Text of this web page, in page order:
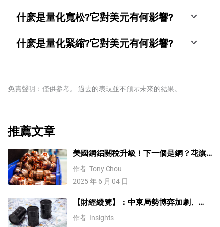
美聯儲(Fed)決定的。美聯儲有兩項任務:實現物價穩定(控
製通脹)和促進充分就業。它實現這兩個目標的主要工具是
目標時，美聯儲將加息，這有助於美元升值。當通貨膨脹
什麽是量化寬松?它對美元有何影響?
政策。量化寬松是美聯儲在陷入困境的金融體系中大幅增
加信貸流動的過程。這是一種非標準的政策措施，用於信
憂)。當僅僅降低利率不太可能達到必要的效果時，這是最
縮的首選武器。它涉及到美聯儲印刷更多的美元，並用這
什麽是量化緊縮?它對美元有何影響?
構購買債券，不再將其持有的到期債券的本金再投資於新
免責聲明：僅供參考。 過去的表現並不預示未來的結果。
推薦文章
美國鋼鋁關稅升級！下一個是銅？花旗
這樣說
作者 Tony Chou
2025 年 6 月 04 日
【財經縱覽】：中東局勢博弈加劇、
WTI原油漲超4%，10年期美債殖利率、
作者 Insights